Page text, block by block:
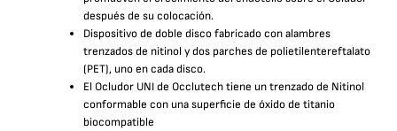
después de su colocación.
Dispositivo de doble disco fabricado con alambres
trenzados de nitinol y dos parches de polietilentereftalato
(PET), uno en cada disco.
El Ocludor UNI de Occlutech tiene un trenzado de Nitinol
conformable con una superficie de óxido de titanio
biocompatible